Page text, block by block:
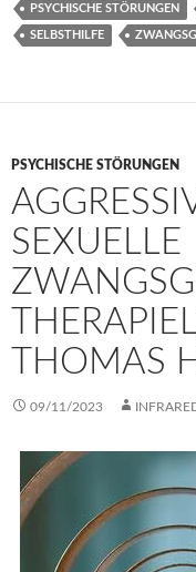
PSYCHISCHE STÖRUNGEN
SELBSTHILFE
PSYCHISCHE STÖRUNGEN
SEXUELLE
THOMAS
09/11/2023